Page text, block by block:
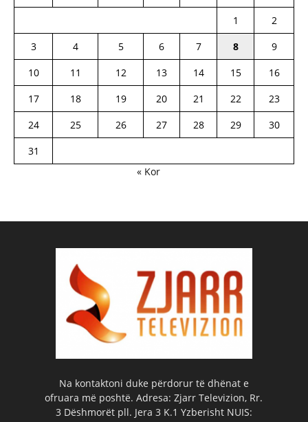
1
2
3
4 5 6 7 8
9
10
11 12 13 14 15
16
17
18 19 20 21 22
23
24
25 26 27 28 29
30
31
« Kor
Na kontaktoni duke përdorur të dhënat e
ofruara më poshtë. Adresa: Zjarr Televizion, Rr.
3 Dëshmorët pll. Jera 3 K.1 Yzberisht NUIS: